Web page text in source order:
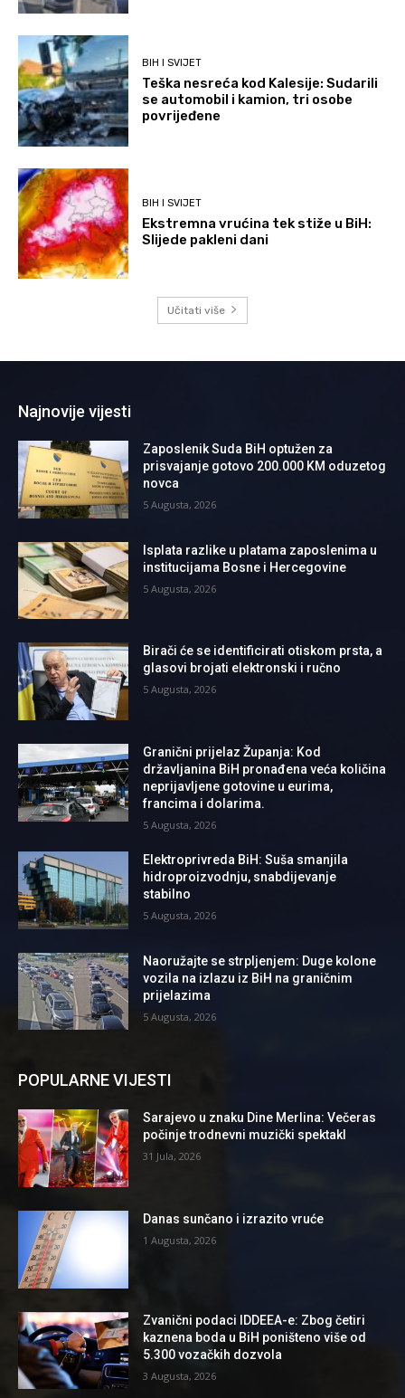
BIH I SVIJET
Teška nesreća kod Kalesije: Sudarili
se automobil i kamion, tri osobe
povrijeđene
BIH I SVIJET
Ekstremna vrućina tek stiže u BiH:
Slijede pakleni dani
Učitati više
Najnovije vijesti
Zaposlenik Suda BiH optužen za
prisvajanje gotovo 200.000 KM oduzetog
novca
5 Augusta, 2026
Isplata razlike u platama zaposlenima u
institucijama Bosne i Hercegovine
5 Augusta, 2026
Birači će se identificirati otiskom prsta, a
glasovi brojati elektronski i ručno
5 Augusta, 2026
Granični prijelaz Županja: Kod
državljanina BiH pronađena veća količina
neprijavljene gotovine u eurima,
francima i dolarima.
5 Augusta, 2026
Elektroprivreda BiH: Suša smanjila
hidroproizvodnju, snabdijevanje
stabilno
5 Augusta, 2026
Naoružajte se strpljenjem: Duge kolone
vozila na izlazu iz BiH na graničnim
prijelazima
5 Augusta, 2026
POPULARNE VIJESTI
Sarajevo u znaku Dine Merlina: Večeras
počinje trodnevni muzički spektakl
31 Jula, 2026
Danas sunčano i izrazito vruće
1 Augusta, 2026
Zvanični podaci IDDEEA-e: Zbog četiri
kaznena boda u BiH poništeno više od
5.300 vozačkih dozvola
3 Augusta, 2026